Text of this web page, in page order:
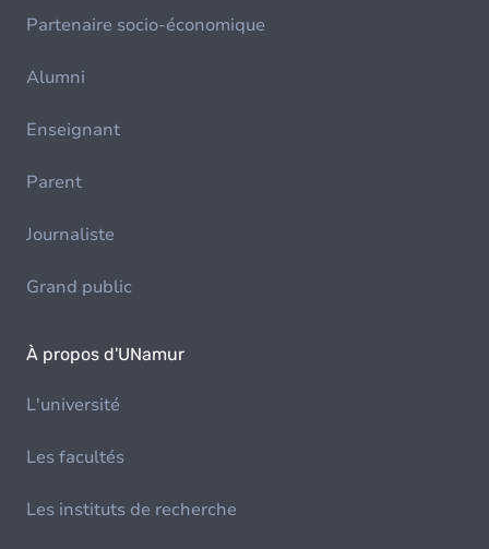
Partenaire socio-économique
Alumni
Enseignant
Parent
Journaliste
Grand public
À propos d'UNamur
L'université
Les facultés
Les instituts de recherche